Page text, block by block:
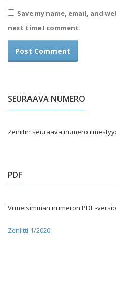
Save my name, email, and
next time I comment.
SEURAAVA NUMERO
Zeniitin seuraava numero
PDF
Viimeisimmän numeron PDF -versio
Zeniitti 1/2020